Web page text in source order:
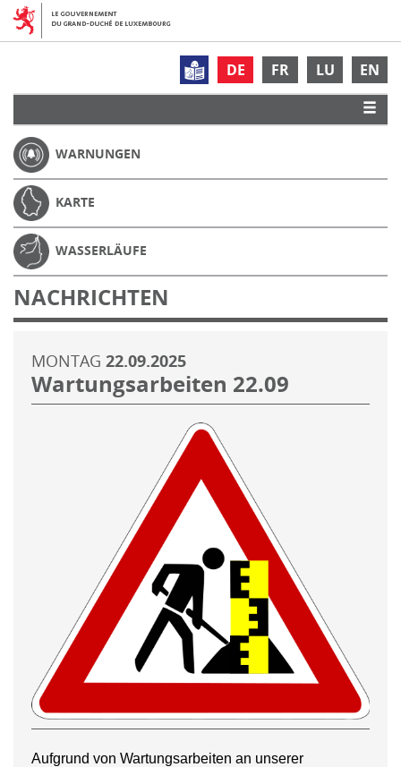
DE FR LU EN
WARNUNGEN
KARTE
WASSERLÄUFE
NACHRICHTEN
MONTAG 22.09.2025
Wartungsarbeiten 22.09
Aufgrund von Wartungsarbeiten an unserer